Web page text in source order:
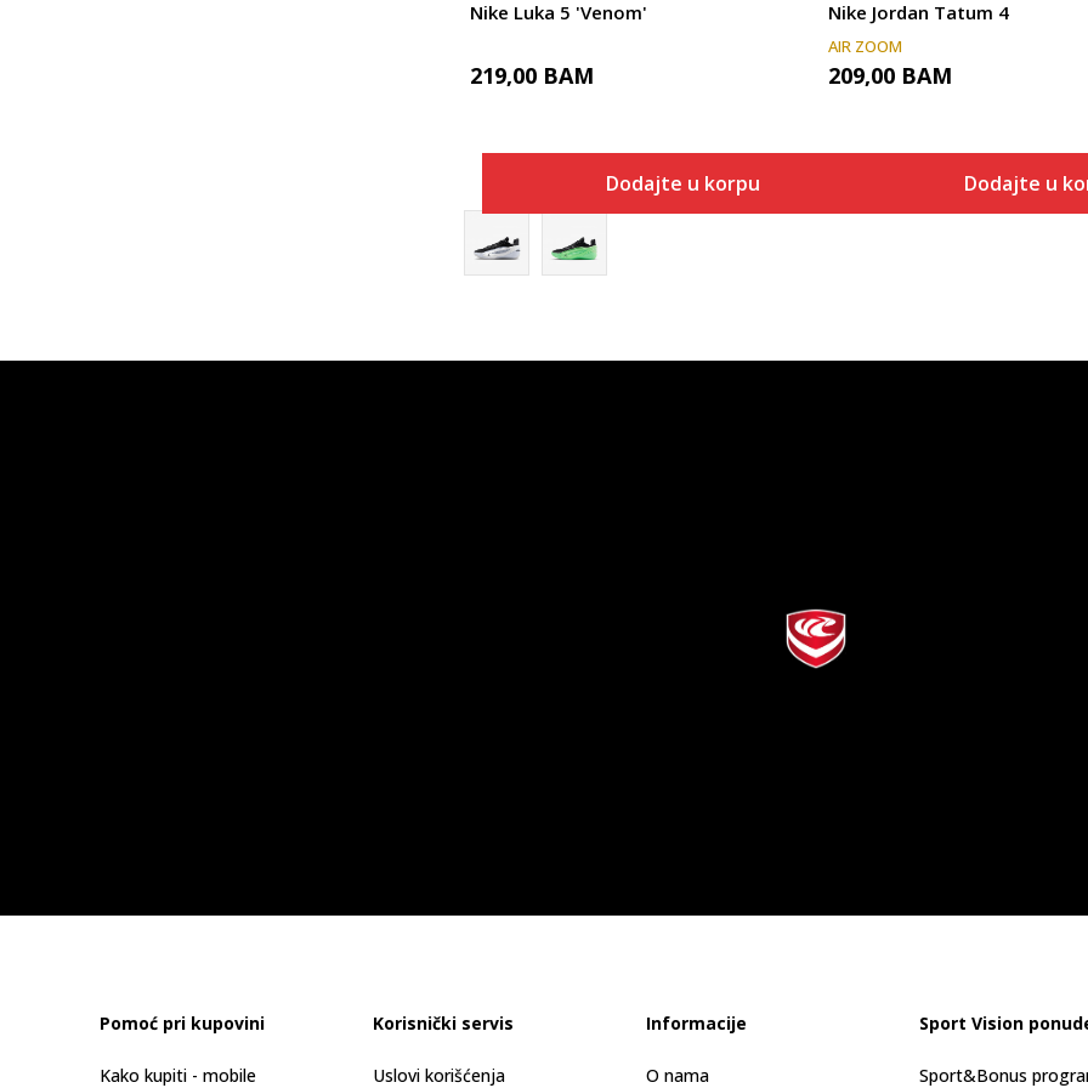
Nike Luka 5 'Venom'
219,00 BAM
Dodajte u korpu
Nike Jordan Tatum 4
AIR ZOOM
209,00 BAM
Dodajte u
Pomoć pri kupovini
Kako kupiti - mobile
Korisnički servis
Uslovi korišćenja
Informacije
O nama
Sport Vision
Sport&Bonus